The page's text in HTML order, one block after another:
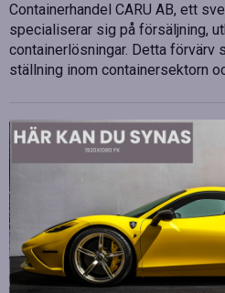
Containerhandel CARU AB, ett
specialiserar sig på försäljning,
containerlösningar. Detta förvärv
ställning inom containersektorn